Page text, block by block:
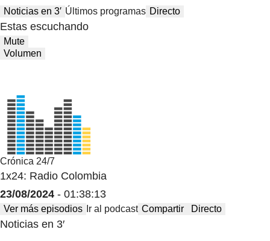
Noticias en 3′ Últimos programas Directo
Estas escuchando
Mute
Volumen
Crónica 24/7
1x24: Radio Colombia
23/08/2024 - 01:38:13
Ver más episodios Ir al podcast Compartir Directo
Noticias en 3′